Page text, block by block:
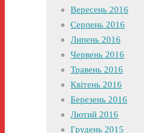
Вересень 2016
Серпень 2016
Липень 2016
Червень 2016
Травень 2016
Квітень 2016
Березень 2016
Лютий 2016
Грудень 2015